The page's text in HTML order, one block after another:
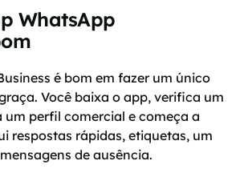
WhatsApp
é bom em fazer um único
Você baixa o app, verifica um
perfil comercial e começa a
respostas rápidas, etiquetas, um
de ausência.